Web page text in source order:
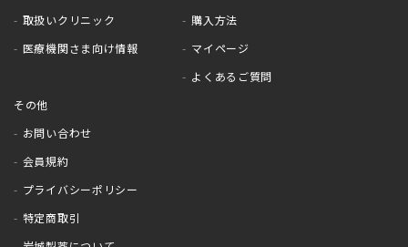
取扱いクリニック
医療機関さま向け情報
購入方法
マイページ
よくあるご質問
その他
お問い合わせ
会員規約
プライバシーポリシー
特定商取引